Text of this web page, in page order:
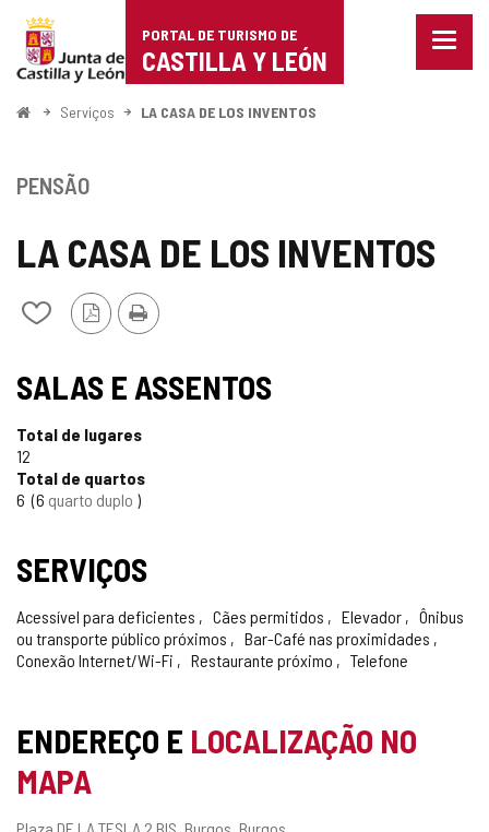
Portal
de
Turismo
Castilla
León
PORTAL DE TURISMO DE
CASTILLA Y LEÓN
Menu
ComeçoServiços LA CASA DE LOS INVENTOS
LA CASA DE LOS INVENTOS
Adicionar
de
meus
Versão
PDF
Imprimir
TIPO
PENSÃO
SALAS E ASSENTOS
Total de lugares
12
Total de quartos
6 6 quarto duplo
SERVIÇOS
Acessível para deficientes Cães permitidos Elevador
Ônibus
ou transporte público próximos
Bar-Café nas proximidades
Conexão Internet/Wi-Fi
Restaurante próximo Telefone
ENDEREÇO E LOCALIZAÇÃO NO
MAPA
Endereço
Plaza DE LA TESLA 2 BIS. Burgos. Burgos